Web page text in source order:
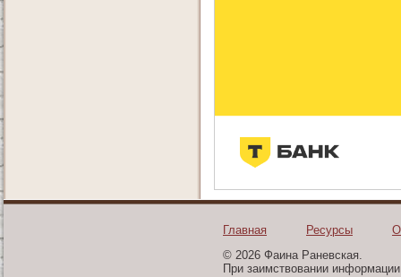
Главная Ресурсы
© 2026 Фаина Раневская.
При заимствовании